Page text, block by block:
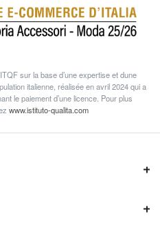
sur la base d’une expertise et dune
italienne, réalisée en avril 2024 qui a
le paiement d’une licence. Pour plus
www.istituto-qualita.com